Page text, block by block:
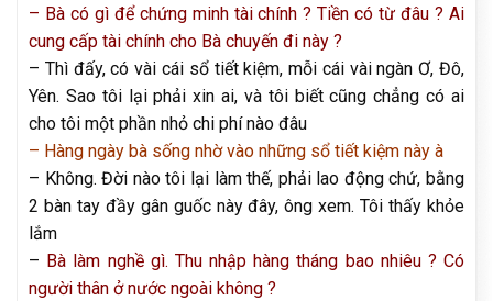
– Bà có gì để chứng minh tài chính ? Tiền có từ đâu ? Ai
cung cấp tài chính cho Bà chuyến đi này ?
– Thì đấy, có vài cái sổ tiết kiệm, mỗi cái vài ngàn Ơ, Đô,
Yên. Sao tôi lại phải xin ai, và tôi biết cũng chẳng có ai
cho tôi một phần nhỏ chi phí nào đâu
– Hàng ngày bà sống nhờ vào những sổ tiết kiệm này à
– Không. Đời nào tôi lại làm thế, phải lao động chứ, bằng
2 bàn tay đầy gân guốc này đây, ông xem. Tôi thấy khỏe
lắm
– Bà làm nghề gì. Thu nhập hàng tháng bao nhiêu ? Có
người thân ở nước ngoài không ?